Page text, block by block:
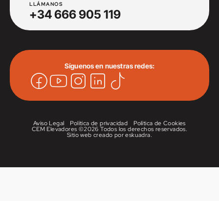
LLÁMANOS
+34 666 905 119
Síguenos en nuestras redes:
CEM Elevadores ©2026 Todos los derechos reservados.
Sitio web creado poreskuadra.
Aviso Legal Política de privacidad Política de Cookies